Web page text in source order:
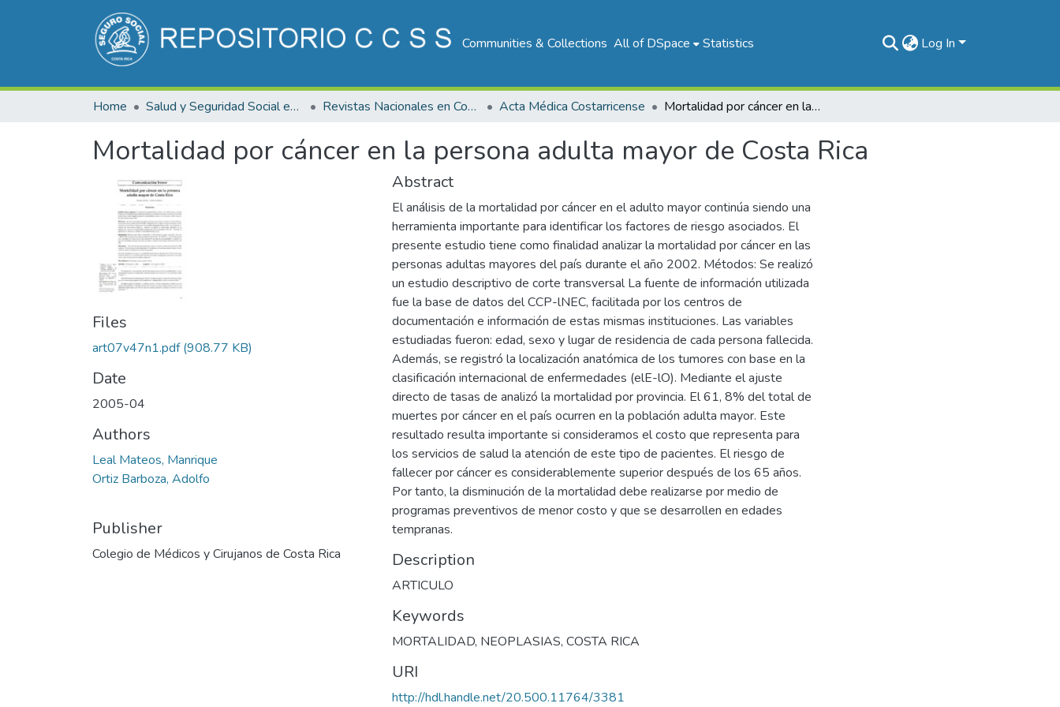
Communities & Collections All of DSpace Statistics Log In
Home Salud y Seguridad Social en Costa Rica Revistas Nacionales en Costa Rica Acta Médica Costarricense Mortalidad por cáncer en la persona adulta mayor de Costa Rica
Mortalidad por cáncer en la persona adulta mayor de Costa Rica
Files
art07v47n1.pdf(908.77 KB)
Date
2005-04
Authors
Leal Mateos, Manrique
Ortiz Barboza, Adolfo
Publisher
Colegio de Médicos y Cirujanos de Costa Rica
Abstract
El análisis de la mortalidad por cáncer en el adulto mayor continúa siendo una
herramienta importante para identificar los factores de riesgo asociados. El
presente estudio tiene como finalidad analizar la mortalidad por cáncer en las
personas adultas mayores del país durante el año 2002. Métodos: Se realizó
un estudio descriptivo de corte transversal La fuente de información utilizada
fue la base de datos del CCP-lNEC, facilitada por los centros de
documentación e información de estas mismas instituciones. Las variables
estudiadas fueron: edad, sexo y lugar de residencia de cada persona fallecida.
Además, se registró la localización anatómica de los tumores con base en la
clasificación internacional de enfermedades (elE-lO). Mediante el ajuste
directo de tasas de analizó la mortalidad por provincia. El 61, 8% del total de
muertes por cáncer en el país ocurren en la población adulta mayor. Este
resultado resulta importante si consideramos el costo que representa para
los servicios de salud la atención de este tipo de pacientes. El riesgo de
fallecer por cáncer es considerablemente superior después de los 65 años.
Por tanto, la disminución de la mortalidad debe realizarse por medio de
programas preventivos de menor costo y que se desarrollen en edades
tempranas.
Description
ARTICULO
Keywords
MORTALIDAD, NEOPLASIAS, COSTA RICA
URI
http://hdl.handle.net/20.500.11764/3381